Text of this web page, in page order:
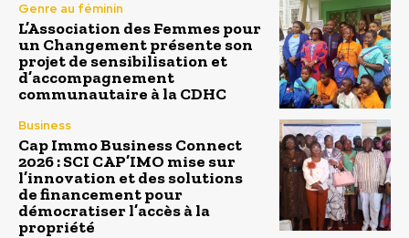
Genre au féminin
L’Association des Femmes pour
un Changement présente son
projet de sensibilisation et
d’accompagnement
communautaire à la CDHC
Business
Cap Immo Business Connect
2026 : SCI CAP’IMO mise sur
l’innovation et des solutions
de financement pour
démocratiser l’accès à la
propriété